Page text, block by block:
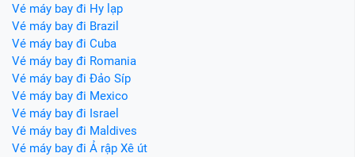
Vé máy bay đi Hy lạp
Vé máy bay đi Brazil
Vé máy bay đi Cuba
Vé máy bay đi Romania
Vé máy bay đi Đảo Síp
Vé máy bay đi Mexico
Vé máy bay đi Israel
Vé máy bay đi Maldives
Vé máy bay đi Ả rập Xê út